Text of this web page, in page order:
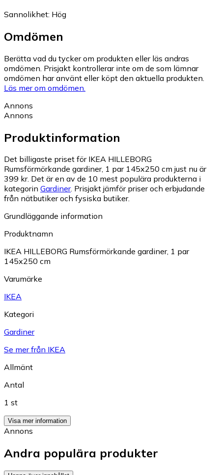
Sannolikhet: Hög
Omdömen
Berätta vad du tycker om produkten eller läs andras
omdömen. Prisjakt kontrollerar inte om de som lämnar
omdömen har använt eller köpt den aktuella produkten.
Läs mer om omdömen.
Annons
Annons
Produktinformation
Det billigaste priset för IKEA HILLEBORG
Rumsförmörkande gardiner, 1 par 145x250 cm just nu är
399 kr. Det är en av de 10 mest populära produkterna i
kategorin Gardiner. Prisjakt jämför priser och erbjudande
från nätbutiker och fysiska butiker.
Grundläggande information
Produktnamn
IKEA HILLEBORG Rumsförmörkande gardiner, 1 par
145x250 cm
Varumärke
IKEA
Kategori
Gardiner
Se mer från IKEA
Allmänt
Antal
1 st
Visa mer information
Annons
Andra populära produkter